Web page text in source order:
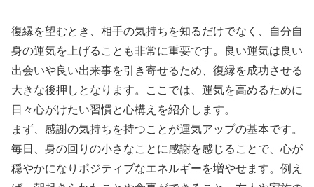
復縁を望むとき、相手の気持ちを知るだけでなく、自分自
身の運気を上げることも非常に重要です。良い運気は良い
出会いや良い出来事を引き寄せるため、復縁を成功させる
大きな後押しとなります。ここでは、運気を高めるために
日々心がけたい習慣と心構えを紹介します。
まず、感謝の気持ちを持つことが運気アップの基本です。
毎日、身の回りの小さなことに感謝を感じることで、心が
穏やかになりポジティブなエネルギーを増やせます。例え